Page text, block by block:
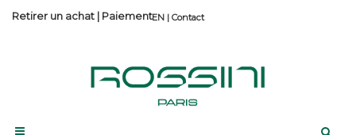
Contact
Retirer un achat | Paiement